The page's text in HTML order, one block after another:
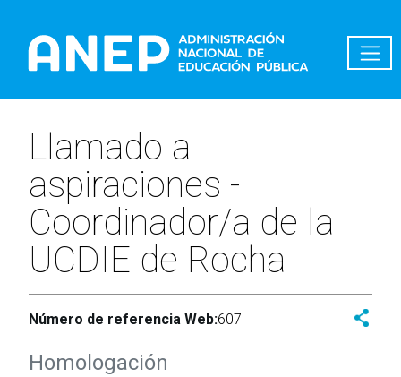
Llamado a
aspiraciones -
Coordinador/a de la
UCDIE de Rocha
Número de referencia Web:607
Homologación